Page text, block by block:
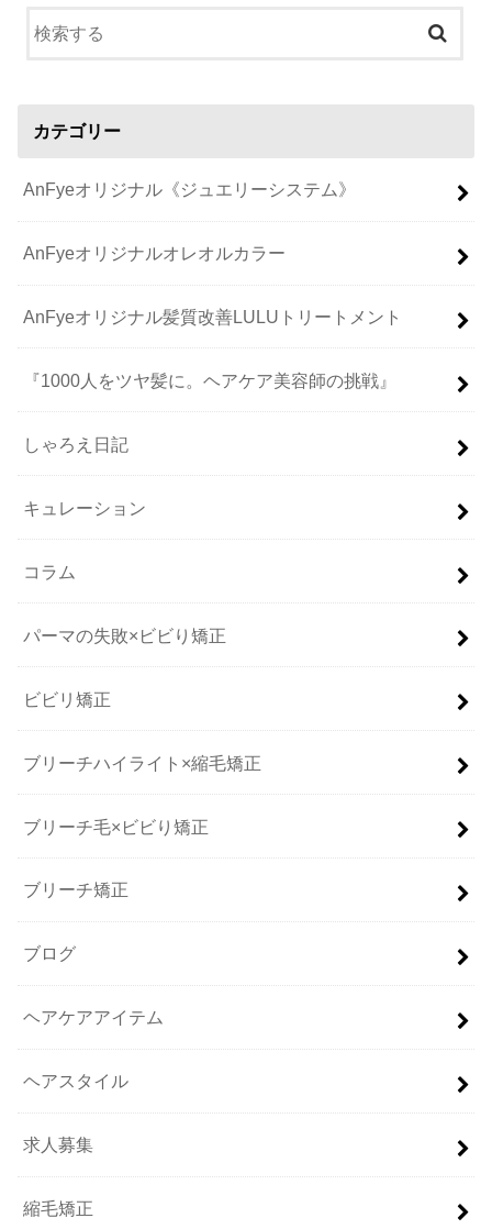
カテゴリー
AnFyeオリジナル《ジュエリーシステム》
AnFyeオリジナルオレオルカラー
AnFyeオリジナル髪質改善LULUトリートメント
『1000人をツヤ髪に。ヘアケア美容師の挑戦』
しゃろえ日記
キュレーション
コラム
パーマの失敗×ビビり矯正
ビビリ矯正
ブリーチハイライト×縮毛矯正
ブリーチ毛×ビビり矯正
ブリーチ矯正
ブログ
ヘアケアアイテム
ヘアスタイル
求人募集
縮毛矯正